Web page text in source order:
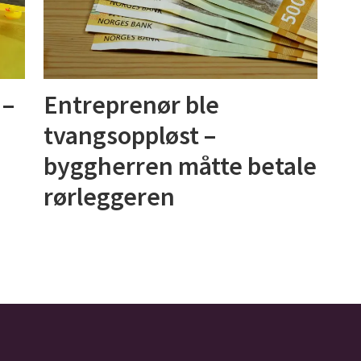
Entreprenør ble
tvangsoppløst –
byggherren måtte betale
rørleggeren